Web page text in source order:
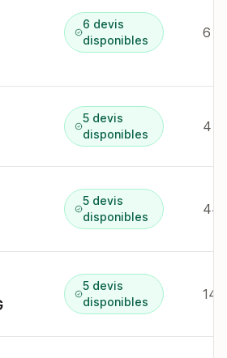
6 devis
disponibles
5 devis
disponibles
4 r
5 devis
disponibles
5 devis
disponibles